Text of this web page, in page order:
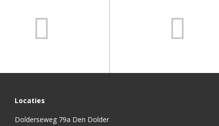
Locaties
Dolderseweg 79a Den Dolder